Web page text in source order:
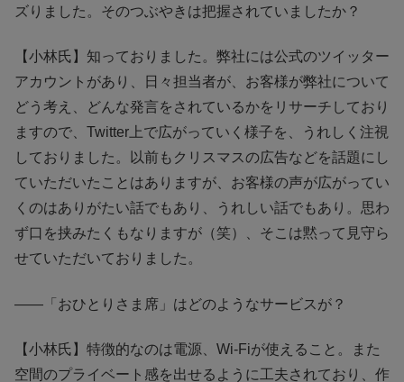
ズりました。そのつぶやきは把握されていましたか？
【小林氏】知っておりました。弊社には公式のツイッター
アカウントがあり、日々担当者が、お客様が弊社について
どう考え、どんな発言をされているかをリサーチしており
ますので、Twitter上で広がっていく様子を、うれしく注視
しておりました。以前もクリスマスの広告などを話題にし
ていただいたことはありますが、お客様の声が広がってい
くのはありがたい話でもあり、うれしい話でもあり。思わ
ず口を挟みたくもなりますが（笑）、そこは黙って見守ら
せていただいておりました。
――「おひとりさま席」はどのようなサービスが？
【小林氏】特徴的なのは電源、Wi-Fiが使えること。また
空間のプライベート感を出せるように工夫されており、作